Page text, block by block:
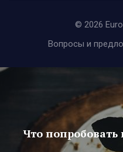
© 2026
Вопросы и
Что попробовать